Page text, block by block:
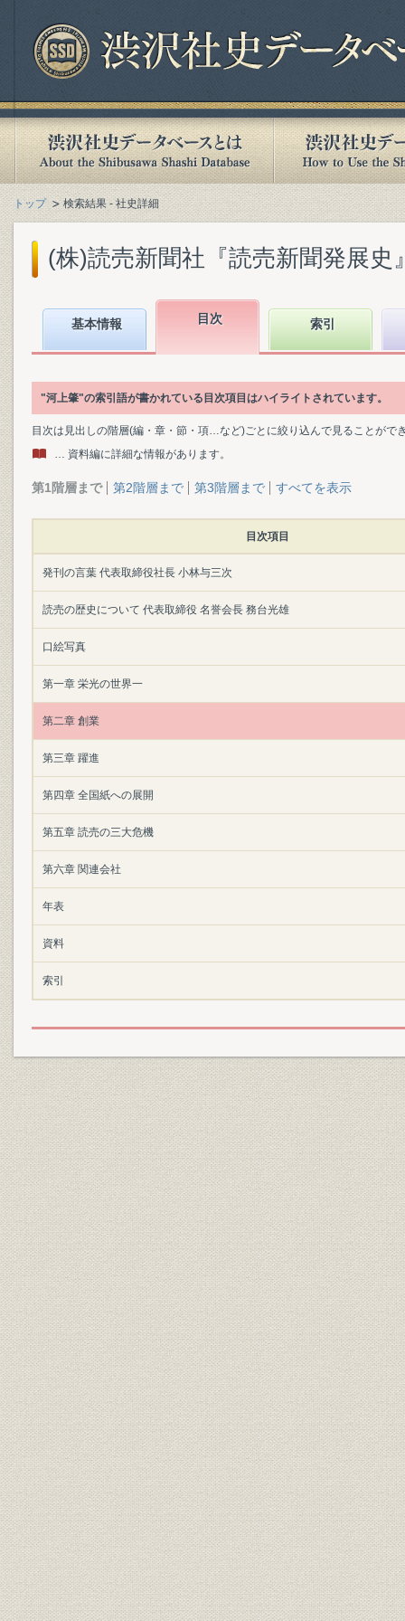
トップ 検索結果 - 社史詳細
(株)読売新聞社『読売新聞発展史
基本情報 目次 索引
"河上肇"の索引語が書かれている目次項目はハイライトされています。
目次は見出しの階層(編・章・節・項…など)ごとに絞り込んで見ることがで
… 資料編に詳細な情報があります。
第1階層まで 第2階層まで 第3階層まで すべてを表示
目次項目
発刊の言葉 代表取締役社長 小林与三次
読売の歴史について 代表取締役 名誉会長 務台光雄
口絵写真
第一章 栄光の世界一
第二章 創業
第三章 躍進
第四章 全国紙への展開
第五章 読売の三大危機
第六章 関連会社
年表
資料
索引